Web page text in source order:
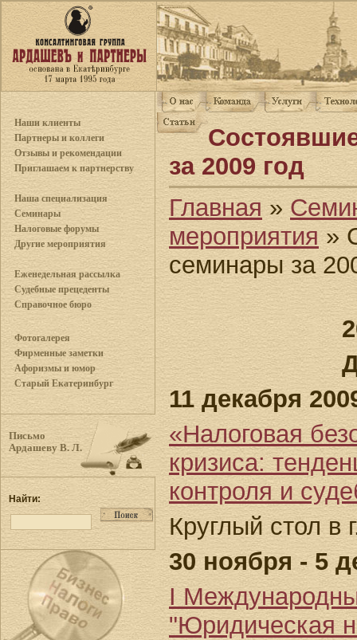
Наши клиенты
Партнеры и коллеги
Отзывы и рекомендации
Приглашаем к партнерству
Наша специализация
Семинары
Налоговые форумы
Другие мероприятия
Еженедельная рассылка
Судебные прецеденты
Справочное бюро
Фотогалерея
Фирменные заметки
Афоризмы и юмор
Старый Екатеринбург
Письмо
Ардашеву В. Л.
Найти:
за 2009 год
Главная »
мероприятия»
семинары за
11 декабря
«Налоговая
кризиса:
контроля и
Круглый стол в
30 ноября - 5
I
"Юридическая